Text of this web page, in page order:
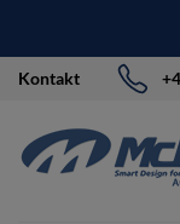
Kontakt